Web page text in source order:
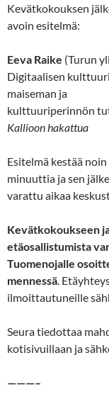
Kevätkokouksen
avoin esitelmä:
Eeva Raike (Turun
Digitaalisen
maiseman ja
kulttuuriperinnön
Kallioon hakattua
Esitelmä kestää
minuuttia ja sen
varattu aikaa
Kevätkokoukseen
etäosallistumista
Tuomenojalle
mennessä .
ilmoittautuneille
Seura tiedottaa
kotisivuillaan ja
———–